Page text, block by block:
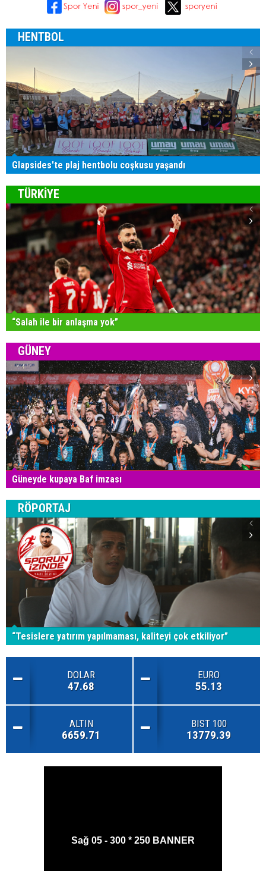
HENTBOL
Glapsides'te plaj hentbolu coşkusu yaşandı
TÜRKİYE
“Salah ile bir anlaşma yok”
GÜNEY
Güneyde kupaya Baf imzası
RÖPORTAJ
“Tesislere yatırım yapılmaması, kaliteyi çok etkiliyor”
DOLAR
47.68
EURO
55.13
ALTIN
6659.71
BIST 100
13779.39
Sağ 05 - 300 * 250 BANNER